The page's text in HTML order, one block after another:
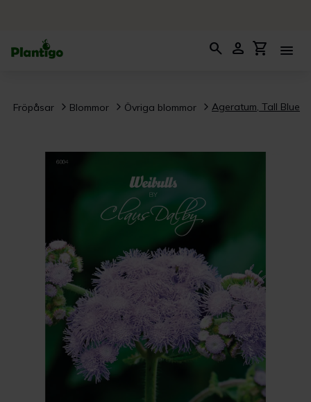
search person shopping_cart menu
Fröpåsar Blommor Övriga blommor Ageratum, Tall Blue